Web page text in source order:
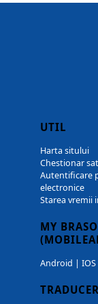
UTIL
Harta sitului
Chestionar
Autentificare
electronice
Starea vremii
MY
Android | IOS